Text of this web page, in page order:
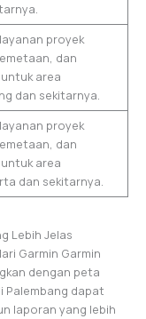
proyek
dan
area
dan sekitarnya.
proyek
dan
area
dan sekitarnya.
Lebih Jelas
Garmin Garmin
dengan peta
Palembang dapat
laporan yang lebih